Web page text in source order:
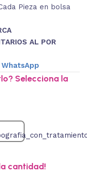
Pieza en bolsa
AL POR
WhatsApp
Selecciona la
cantidad!